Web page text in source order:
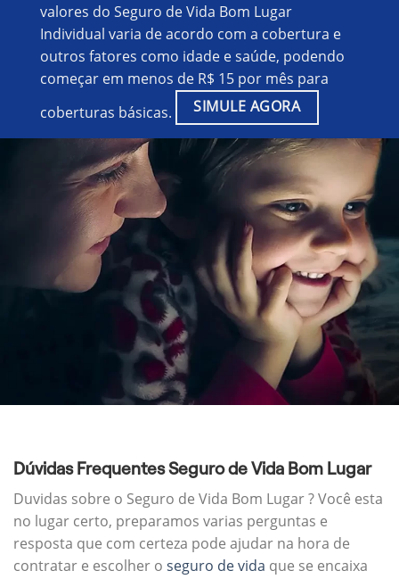
valores do Seguro de Vida Bom Lugar
Individual varia de acordo com a cobertura e
outros fatores como idade e saúde, podendo
começar em menos de R$ 15 por mês para
coberturas básicas.
SIMULE AGORA
Dúvidas Frequentes Seguro de Vida Bom Lugar
Duvidas sobre o Seguro de Vida Bom Lugar ? Você esta
no lugar certo, preparamos varias perguntas e
resposta que com certeza pode ajudar na hora de
contratar e escolher o seguro de vida que se encaixa